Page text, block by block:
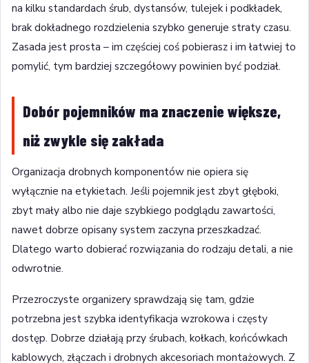
na kilku standardach śrub, dystansów, tulejek i podkładek,
brak dokładnego rozdzielenia szybko generuje straty czasu.
Zasada jest prosta – im częściej coś pobierasz i im łatwiej to
pomylić, tym bardziej szczegółowy powinien być podział.
Dobór pojemników ma znaczenie większe,
niż zwykle się zakłada
Organizacja drobnych komponentów nie opiera się
wyłącznie na etykietach. Jeśli pojemnik jest zbyt głęboki,
zbyt mały albo nie daje szybkiego podglądu zawartości,
nawet dobrze opisany system zaczyna przeszkadzać.
Dlatego warto dobierać rozwiązania do rodzaju detali, a nie
odwrotnie.
Przezroczyste organizery sprawdzają się tam, gdzie
potrzebna jest szybka identyfikacja wzrokowa i częsty
dostęp. Dobrze działają przy śrubach, kołkach, końcówkach
kablowych, złączach i drobnych akcesoriach montażowych. Z